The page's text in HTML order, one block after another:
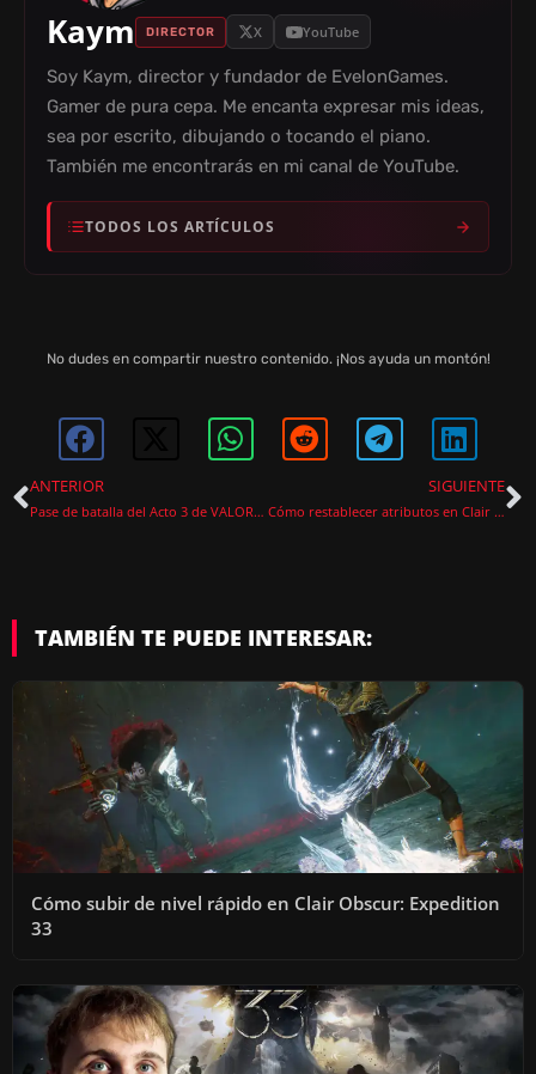
Kaym DIRECTOR X YouTube
Soy Kaym, director y fundador de EvelonGames.
Gamer de pura cepa. Me encanta expresar mis ideas,
sea por escrito, dibujando o tocando el piano.
También me encontrarás en mi canal de YouTube.
TODOS LOS ARTÍCULOS
No dudes en compartir nuestro contenido. ¡Nos ayuda un montón!
ANTERIOR
Pase de batalla del Acto 3 de VALORANT: recompensas, skins y regalos del 5º aniversario
SIGUIENTE
Cómo restablecer atributos en Clair Obscur: Expedition 33
TAMBIÉN TE PUEDE INTERESAR:
Cómo subir de nivel rápido en Clair Obscur: Expedition
33